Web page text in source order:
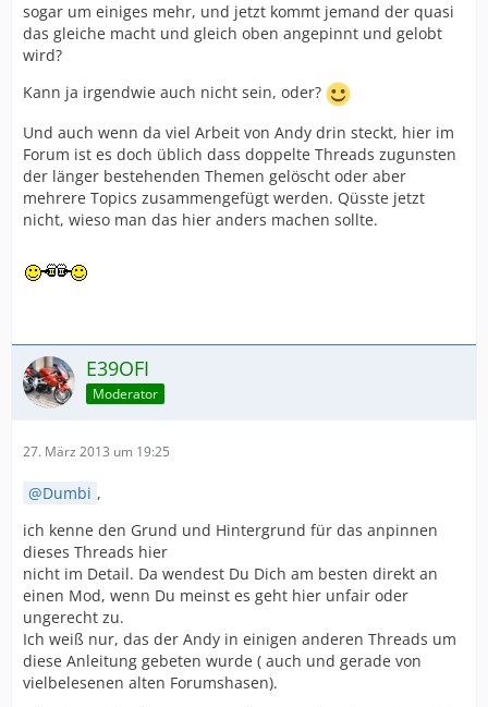
sogar um einiges mehr, und jetzt kommt jemand der quasi
das gleiche macht und gleich oben angepinnt und gelobt
wird?
Kann ja irgendwie auch nicht sein, oder?
Und auch wenn da viel Arbeit von Andy drin steckt, hier im
Forum ist es doch üblich dass doppelte Threads zugunsten
der länger bestehenden Themen gelöscht oder aber
mehrere Topics zusammengefügt werden. Qüsste jetzt
nicht, wieso man das hier anders machen sollte.
E39OFI
Moderator
27. März 2013 um 19:25
Dumbi ,
ich kenne den Grund und Hintergrund für das anpinnen
dieses Threads hier
nicht im Detail. Da wendest Du Dich am besten direkt an
einen Mod, wenn Du meinst es geht hier unfair oder
ungerecht zu.
Ich weiß nur, das der Andy in einigen anderen Threads um
diese Anleitung gebeten wurde ( auch und gerade von
vielbelesenen alten Forumshasen).